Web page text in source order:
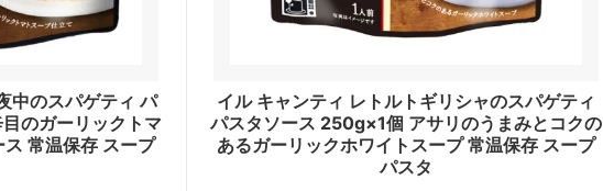
中のスパゲティ パ
のガーリックトマ
ス 常温保存 スープ
イル キャンティ レトルトギリシャのスパゲティ
パスタソース 250g×1個 アサリのうまみとコクの
あるガーリックホワイトスープ 常温保存 スープ
パスタ